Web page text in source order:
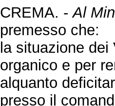
CREMA. -Al
premesso che:
la situazione dei
organico e per
alquanto
presso il